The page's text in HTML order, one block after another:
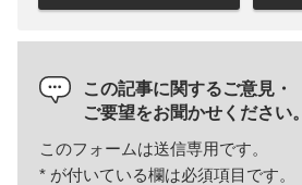
この記事に関するご意見・
ご要望をお聞かせください。
このフォームは送信専用です。
* が付いている欄は必須項目です。